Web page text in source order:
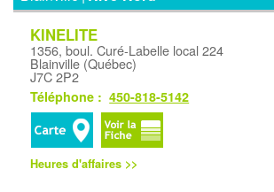
KINELITE
1356, boul. Curé-Labelle local 224
Blainville (Québec)
J7C 2P2
Téléphone :450-818-5142
Heures d'affaires >>